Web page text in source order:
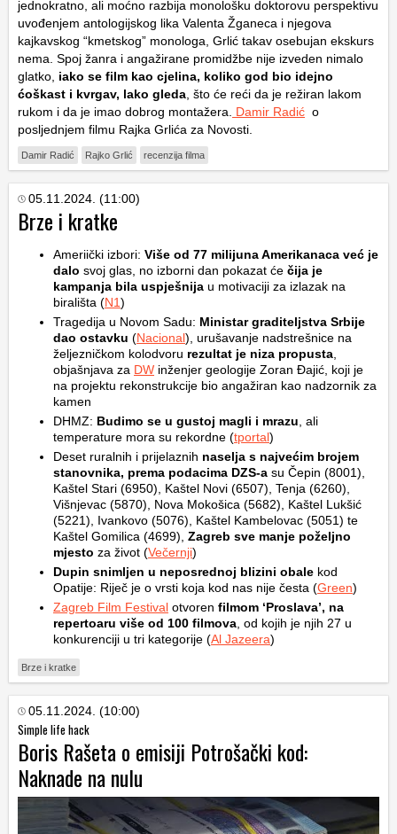
jednokratno, ali moćno razbija monološku doktorovu perspektivu
uvođenjem antologijskog lika Valenta Žganeca i njegova
kajkavskog “kmetskog” monologa, Grlić takav osebujan ekskurs
nema. Spoj žanra i angažirane promidžbe nije izveden nimalo
glatko, iako se film kao cjelina, koliko god bio idejno
ćoškast i kvrgav, lako gleda, što će reći da je režiran lakom
rukom i da je imao dobrog montažera. Damir Radić o
posljednjem filmu Rajka Grlića za Novosti.
Damir Radić Rajko Grlić recenzija filma
05.11.2024. (11:00)
Brze i kratke
Ameriički izbori: Više od 77 milijuna Amerikanaca već je
dalo svoj glas, no izborni dan pokazat će čija je
kampanja bila uspješnija u motivaciji za izlazak na
birališta (N1)
Tragedija u Novom Sadu: Ministar graditeljstva Srbije
dao ostavku (Nacional), urušavanje nadstrešnice na
željezničkom kolodvoru rezultat je niza propusta,
objašnjava za DW inženjer geologije Zoran Đajić, koji je
na projektu rekonstrukcije bio angažiran kao nadzornik za
kamen
DHMZ: Budimo se u gustoj magli i mrazu, ali
temperature mora su rekordne (tportal)
Deset ruralnih i prijelaznih naselja s najvećim brojem
stanovnika, prema podacima DZS-a su Čepin (8001),
Kaštel Stari (6950), Kaštel Novi (6507), Tenja (6260),
Višnjevac (5870), Nova Mokošica (5682), Kaštel Lukšić
(5221), Ivankovo (5076), Kaštel Kambelovac (5051) te
Kaštel Gomilica (4699), Zagreb sve manje poželjno
mjesto za život (Večernji)
Dupin snimljen u neposrednoj blizini obale kod
Opatije: Riječ je o vrsti koja kod nas nije česta (Green)
Zagreb Film Festival otvoren filmom ‘Proslava’, na
repertoaru više od 100 filmova, od kojih je njih 27 u
konkurenciji u tri kategorije (Al Jazeera)
Brze i kratke
05.11.2024. (10:00)
Simple life hack
Boris Rašeta o emisiji Potrošački kod:
Naknade na nulu